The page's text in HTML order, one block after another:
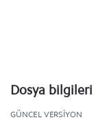
Dosya bilgileri
GÜNCEL VERSIYON